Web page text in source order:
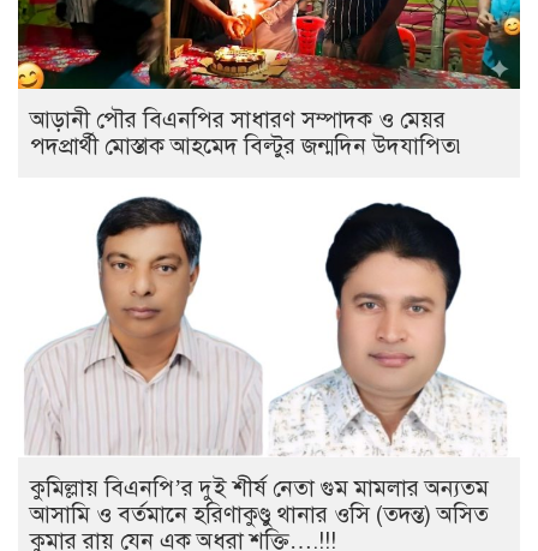
আড়ানী পৌর বিএনপির সাধারণ সম্পাদক ও মেয়র
পদপ্রার্থী মোস্তাক আহমেদ বিল্টুর জন্মদিন উদযাপিত৷
কুমিল্লায় বিএনপি’র দুই শীর্ষ নেতা গুম মামলার অন্যতম
আসামি ও বর্তমানে হরিণাকুণ্ডু থানার ওসি (তদন্ত) অসিত
কুমার রায় যেন এক অধরা শক্তি….!!!